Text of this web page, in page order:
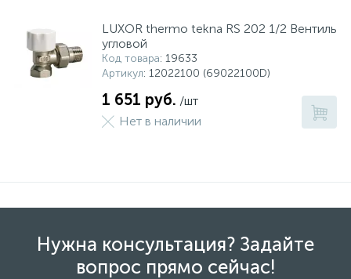
LUXOR thermo tekna RS 202 1/2 Вентиль
угловой
Код товара: 19633
Артикул: 12022100 (69022100D)
1 651 руб. /шт
Нет в наличии
Нужна консультация? Задайте
вопрос прямо сейчас!